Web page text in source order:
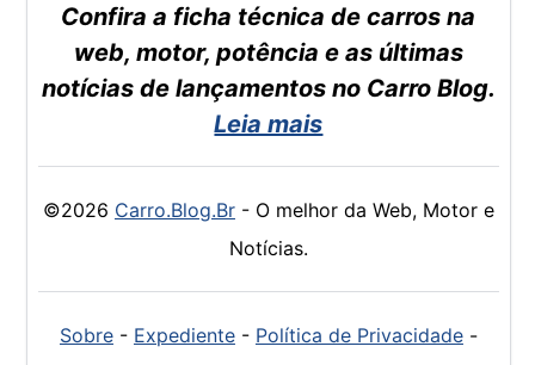
Confira a ficha técnica de carros na
web, motor, potência e as últimas
notícias de lançamentos no Carro Blog.
Leia mais
©2026 Carro.Blog.Br- O melhor da Web, Motor e
Notícias.
Sobre- Expediente- Política de Privacidade-